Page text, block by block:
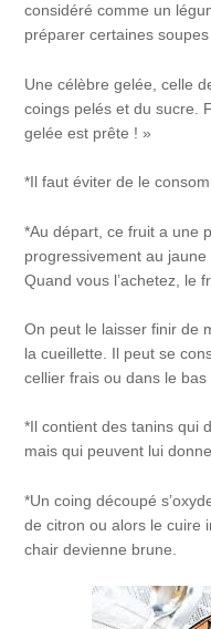
considéré comme un
préparer certaines
Une célèbre gelée, celle
coings pelés et du sucre.
gelée est prête ! »
*Il faut éviter de le
*Au départ, ce fruit a une
progressivement au
Quand vous l’achetez, le
On peut le laisser finir de
la cueillette. Il peut se
cellier frais ou dans le bas
*Il contient des tanins qui
mais qui peuvent lui
*Un coing découpé
de citron ou alors le cuire
chair devienne brune.